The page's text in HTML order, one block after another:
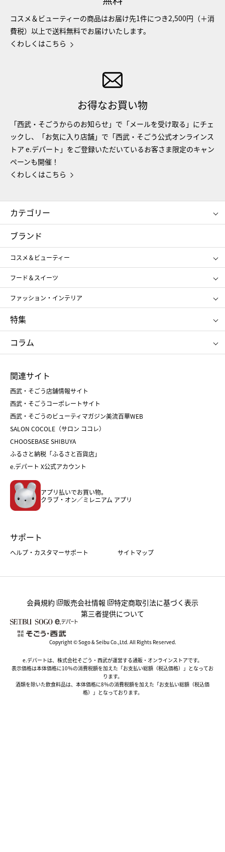
コスメ＆ビューティーの商品はお届け先1件につき2,500円（＋消
費税）以上で送料無料でお届けいたします。
くわしくはこちら
お得なお買い物
「西武・そごうからのお知らせ」で「メールを受け取る」にチェ
ックし、「お気に入り店舗」で「西武・そごう公式オンラインス
トア e.デパート」をご登録いただいているお客さま限定のキャン
ペーンも開催！
くわしくはこちら
カテゴリー
コスメ＆ビューティー
ギフト
レディース
メンズ
スポーツ・アウトドア
お中元
お歳暮
ブランド
コスメ＆ビューティー
SHISEIDO
ポール&ジョー ボーテ
ジルスチュアート
NARS
RMK
クリニーク
SK-Ⅱ
フード＆スイーツ
アンリ・シャルパンティエ
ゴディバ
新宿高野
たねや
ねんりん家
ファッション・インテリア
ポロ ラルフ ローレン
タケオ キクチ
ママ＆キッズ
シュタイフ
特集
お中元
ひな人形
五月人形
父の日
クリスマスケーキ
ホワイトデー
コラム
菓子折り
和菓子
人気のギフト
バレンタイン
ホワイトデー
おせち
フード
ホーム・キッチン＆アート
関連サイト
西武・そごう店舗情報サイト
西武・そごうコーポレートサイト
西武・そごうのビューティマガジン美流百華WEB
SALON COCOLE（サロン ココレ）
CHOOSEBASE SHIBUYA
ふるさと納税「ふるさと百貨店」
e.デパート X公式アカウント
アプリ払いでお買い物。
クラブ・オン／ミレニアム アプリ
サポート
ヘルプ・カスタマーサポート サイトマップ
会員規約 販売会社情報
特定商取引法に基づく表示
第三者提供について
Copyright © Sogo & Seibu Co.,Ltd. All Rights Reserved.
e.デパートは、株式会社そごう・西武が運営する通販・オンラインストアです。
表示価格は本体価格に10％の消費税額を加えた「お支払い総額（税込価格）」となってお
ります。
酒類を除いた飲食料品は、本体価格に8％の消費税額を加えた「お支払い総額（税込価
格）」となっております。